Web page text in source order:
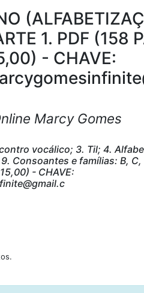
1. PDF (158
- CHAVE:
Marcy Gomes
vocálico; 3. Til; 4.
Consoantes e famílias: B, C,
- CHAVE: